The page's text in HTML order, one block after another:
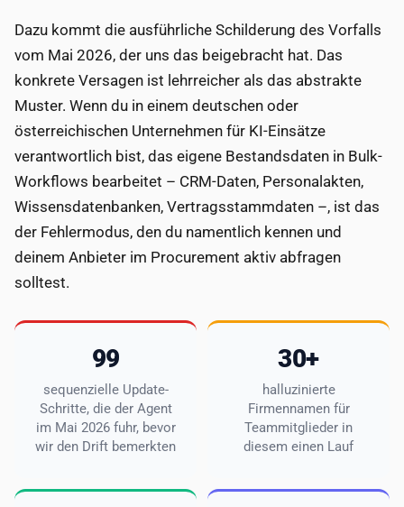
Dazu kommt die ausführliche Schilderung des Vorfalls
vom Mai 2026, der uns das beigebracht hat. Das
konkrete Versagen ist lehrreicher als das abstrakte
Muster. Wenn du in einem deutschen oder
österreichischen Unternehmen für KI-Einsätze
verantwortlich bist, das eigene Bestandsdaten in Bulk-
Workflows bearbeitet – CRM-Daten, Personalakten,
Wissensdatenbanken, Vertragsstammdaten –, ist das
der Fehlermodus, den du namentlich kennen und
deinem Anbieter im Procurement aktiv abfragen
solltest.
99
sequenzielle Update-
Schritte, die der Agent
im Mai 2026 fuhr, bevor
wir den Drift bemerkten
30+
halluzinierte
Firmennamen für
Teammitglieder in
diesem einen Lauf